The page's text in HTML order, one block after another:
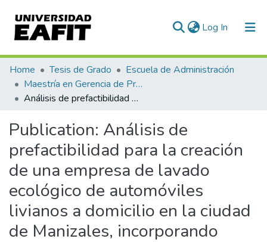
Log In (current)
Communities & Collections
All of DSpace
Home Tesis de Grado
Escuela de Administración
Maestría en Gerencia de Proyectos (Tesis)
Análisis de prefactibilidad para la creación de una empresa de lavado ecológico de automóviles livianos a domicilio en la ciudad de Manizales, incorporando soluciones basadas en inteligencia artificial (IA)
Publication: Análisis de
prefactibilidad para la creación
de una empresa de lavado
ecológico de automóviles
livianos a domicilio en la ciudad
de Manizales, incorporando